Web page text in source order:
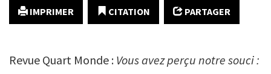
IMPRIMER CITATION PARTAGER
Revue Quart Monde : Vous avez perçu notre souci :